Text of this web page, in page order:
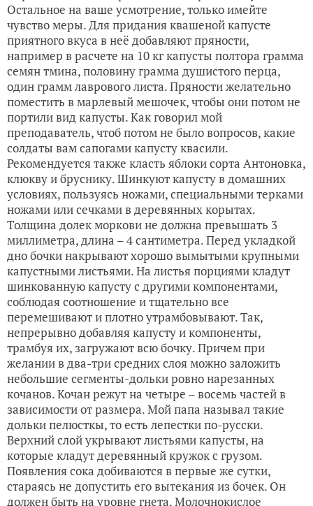
Остальное на ваше усмотрение, только имейте
чувство меры. Для придания квашеной капусте
приятного вкуса в неё добавляют пряности,
например в расчете на 10 кг капусты полтора грамма
семян тмина, половину грамма душистого перца,
один грамм лаврового листа. Пряности желательно
поместить в марлевый мешочек, чтобы они потом не
портили вид капусты. Как говорил мой
преподаватель, чтоб потом не было вопросов, какие
солдаты вам сапогами капусту квасили.
Рекомендуется также класть яблоки сорта Антоновка,
клюкву и бруснику. Шинкуют капусту в домашних
условиях, пользуясь ножами, специальными терками
ножами или сечками в деревянных корытах.
Толщина долек моркови не должна превышать 3
миллиметра, длина – 4 сантиметра. Перед укладкой
дно бочки накрывают хорошо вымытыми крупными
капустными листьями. На листья порциями кладут
шинкованную капусту с другими компонентами,
соблюдая соотношение и тщательно все
перемешивают и плотно утрамбовывают. Так,
непрерывно добавляя капусту и компоненты,
трамбуя их, загружают всю бочку. Причем при
желании в два-три средних слоя можно заложить
небольшие сегменты-дольки ровно нарезанных
кочанов. Кочан режут на четыре – восемь частей в
зависимости от размера. Мой папа называл такие
дольки пелюсткы, то есть лепестки по-русски.
Верхний слой укрывают листьями капусты, на
которые кладут деревянный кружок с грузом.
Появления сока добиваются в первые же сутки,
стараясь не допустить его вытекания из бочек. Он
должен быть на уровне гнета. Молочнокислое